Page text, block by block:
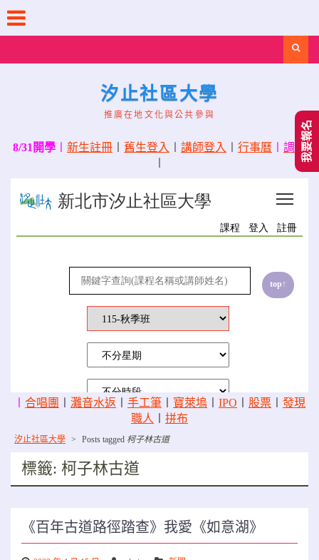
content
汐止社區大學
推廣在地文化與公共參與
8/31開學 新生註冊 舊生登入 講師登入 行事曆
調課
合唱團 灘音水返 手工筆 寶萊塢 IPO 股票
發現
職人
拼布
汐止社區大學 > Posts tagged 柯子林古道
標籤: 柯子林古道
《百年古道路徑踏查》我愛《如意湖》
我要報名